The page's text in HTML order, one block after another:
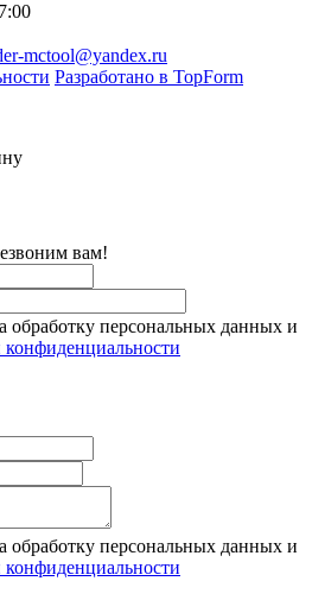
mctool@yandex.ru
Разработано в TopForm
вам!
обработку персональных данных и
обработку персональных данных и